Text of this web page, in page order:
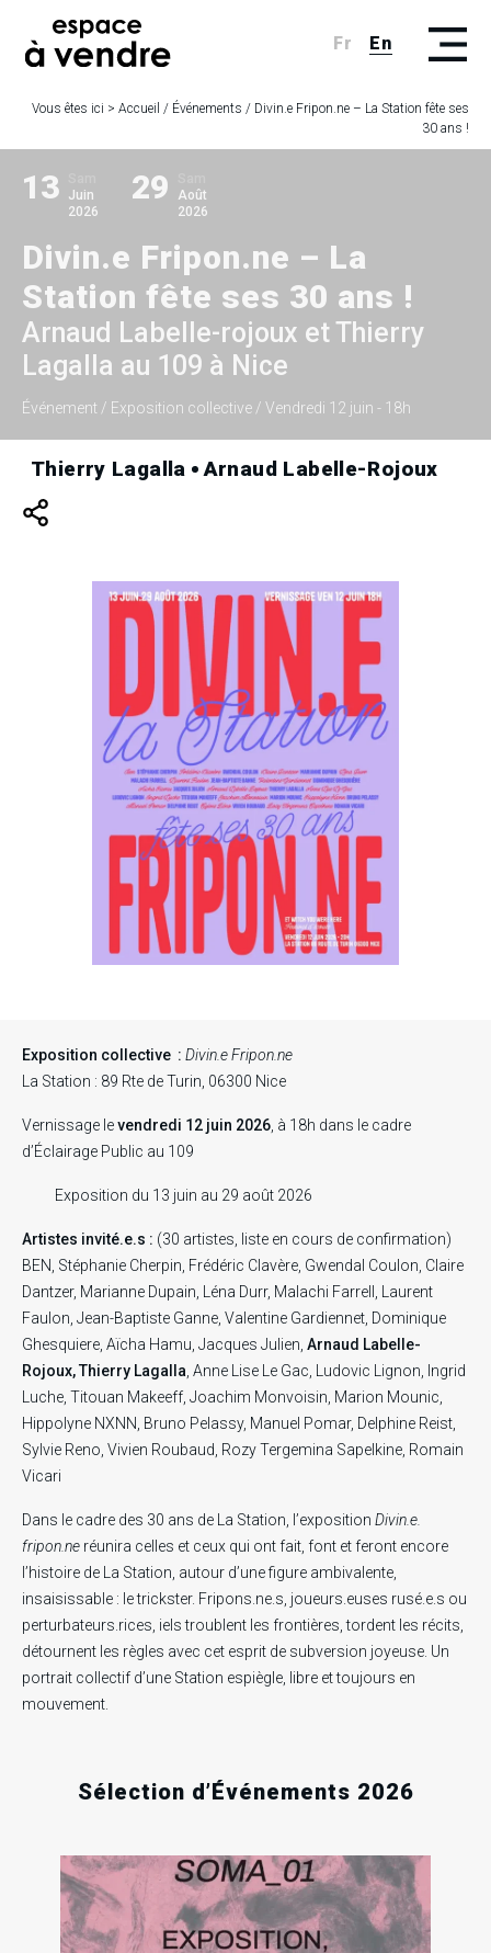
Fr En
Vous êtes ici > Accueil / Événements / Divin.e Fripon.ne – La Station fête ses
30 ans !
13
Juin
2026
29
Août
2026
Divin.e Fripon.ne – La
Station fête ses 30 ans !
Arnaud Labelle-rojoux et Thierry
Lagalla au 109 à Nice
Événement / Exposition collective / Vendredi 12 juin - 18h
Thierry Lagalla Arnaud Labelle-Rojoux
Exposition collective : Divin.e Fripon.ne
La Station : 89 Rte de Turin, 06300 Nice
Vernissage levendredi 12 juin 2026 , à 18h dans le cadre
d’Éclairage Public au 109
Exposition du 13 juin au 29 août 2026
Artistes invité.e.s : (30 artistes, liste en cours de confirmation)
BEN, Stéphanie Cherpin, Frédéric Clavère, Gwendal Coulon, Claire
Dantzer, Marianne Dupain, Léna Durr, Malachi Farrell, Laurent
Faulon, Jean-Baptiste Ganne, Valentine Gardiennet, Dominique
Ghesquiere, Aïcha Hamu, Jacques Julien, Arnaud Labelle-
Rojoux, Thierry Lagalla , Anne Lise Le Gac, Ludovic Lignon, Ingrid
Luche, Titouan Makeeff, Joachim Monvoisin, Marion Mounic,
Hippolyne NXNN, Bruno Pelassy, Manuel Pomar, Delphine Reist,
Sylvie Reno, Vivien Roubaud, Rozy Tergemina Sapelkine, Romain
Vicari
Dans le cadre des 30 ans de La Station, l’exposition Divin.e.
fripon.ne réunira celles et ceux qui ont fait, font et feront encore
l’histoire de La Station, autour d’une figure ambivalente,
insaisissable : le trickster. Fripons.ne.s, joueurs.euses rusé.e.s ou
perturbateurs.rices, iels troublent les frontières, tordent les récits,
détournent les règles avec cet esprit de subversion joyeuse. Un
portrait collectif d’une Station espiègle, libre et toujours en
mouvement.
Sélection d’Événements 2026
...